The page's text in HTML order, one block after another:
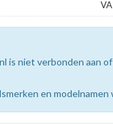
is niet verbonden aan
en